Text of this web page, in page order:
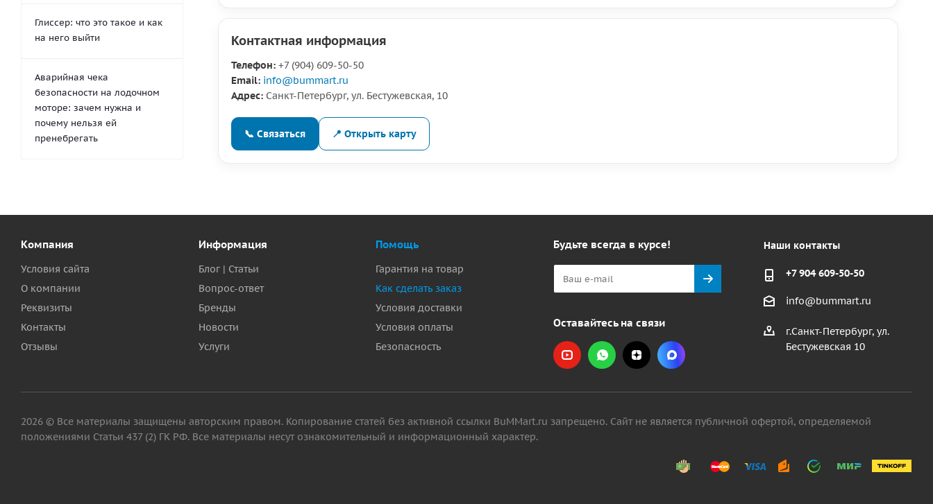
Контактная информация
Телефон: +7 (904) 609-50-50
Email: info@bummart.ru
Адрес: Санкт-Петербург, ул. Бестужевская, 10
📞 Связаться 📍 Открыть карту
Глиссер: что это такое и как
на него выйти
Аварийная чека
безопасности на лодочном
моторе: зачем нужна и
почему нельзя ей
пренебрегать
Компания
Условия сайта
О компании
Реквизиты
Контакты
Отзывы
Информация
Блог | Статьи
Вопрос-ответ
Бренды
Новости
Услуги
Помощь
Гарантия на товар
Как сделать заказ
Условия доставки
Условия оплаты
Безопасность
Будьте всегда в курсе!
Оставайтесь на связи
Наши контакты
+7 904 609-50-50
info@bummart.ru
г.Санкт-Петербург, ул.
Бестужевская 10
2026 © Все материалы защищены авторским правом. Копирование статей без активной ссылки BuMMart.ru запрещено. Сайт не является публичной офертой, определяемой
положениями Статьи 437 (2) ГК РФ. Все материалы несут ознакомительный и информационный характер.